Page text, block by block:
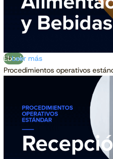
Ebook
Procedimientos operativos
Leer más